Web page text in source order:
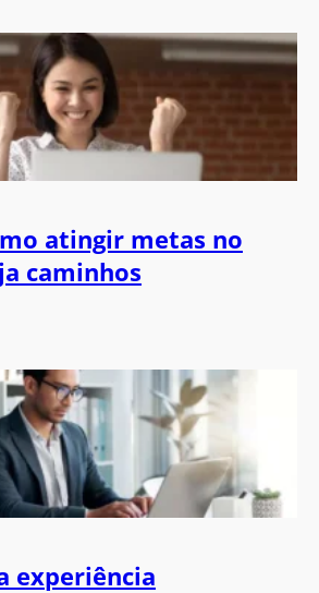
atingir metas no
caminhos
experiência